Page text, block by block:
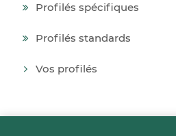
Profilés spécifiques
Profilés standards
Vos profilés